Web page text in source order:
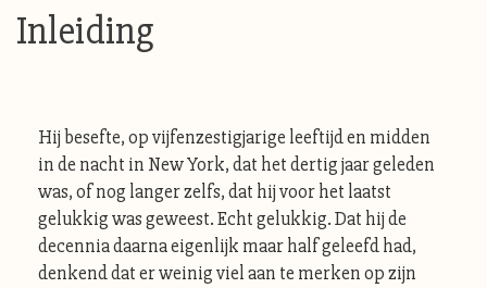
Inleiding
Hij besefte, op vijfenzestigjarige leeftijd en midden
in de nacht in New York, dat het dertig jaar geleden
was, of nog langer zelfs, dat hij voor het laatst
gelukkig was geweest. Echt gelukkig. Dat hij de
decennia daarna eigenlijk maar half geleefd had,
denkend dat er weinig viel aan te merken op zijn